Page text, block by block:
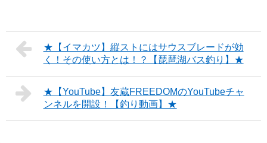
★【イマカツ】縦ストにはサウスブレードが効
く！その使い方とは！？【琵琶湖バス釣り】★
★【YouTube】友蔵FREEDOMのYouTubeチャ
ンネルを開設！【釣り動画】★